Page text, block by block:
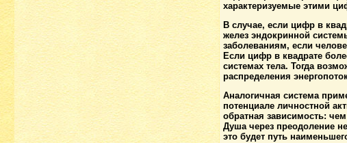
характеризуемые этими
В случае, если цифр в
желез эндокринной
заболеваниям, если
Если цифр в квадрате
системах тела. Тогда
распределения
Аналогичная система
потенциале личностной
обратная зависимость:
Душа через преодоление
это будет путь